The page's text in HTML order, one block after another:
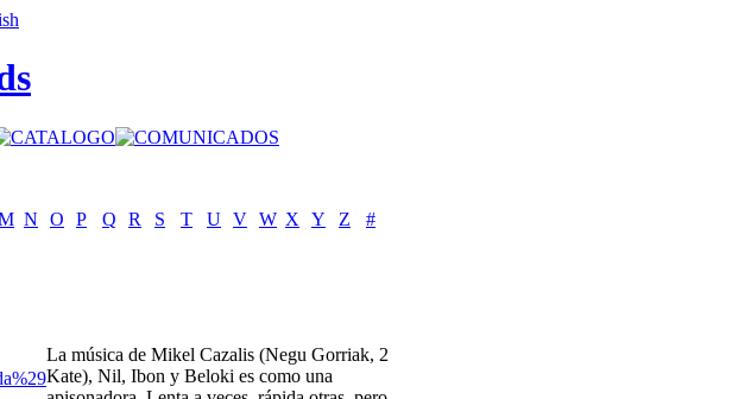
N O P Q R S T U V W X Y Z #
La música de Mikel Cazalis (Negu Gorriak, 2
Kate), Nil, Ibon y Beloki es como una